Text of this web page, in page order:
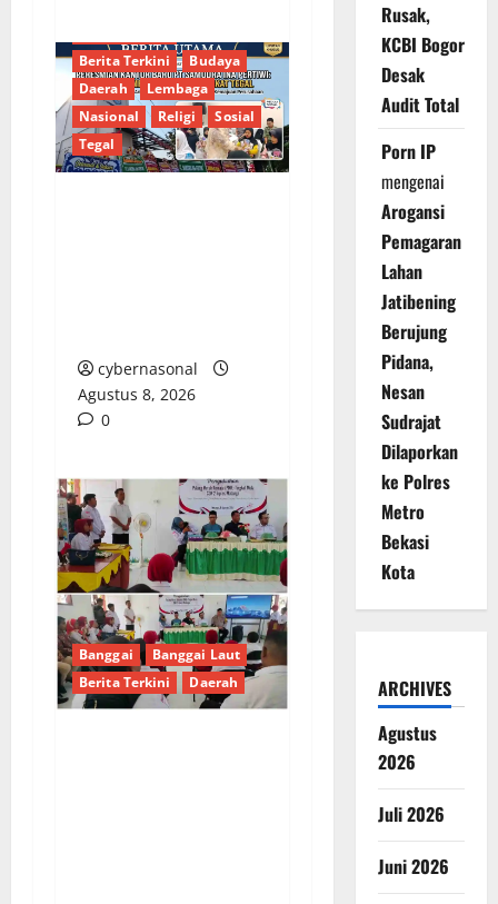
Berita Terkini
Budaya
Daerah
Lembaga
Nasional
Religi
Sosial
Tegal
cybernasonal
Agustus 8, 2026
0
Banggai
Banggai Laut
Berita Terkini
Daerah
Rusak,
KCBI Bogor
Desak
Audit Total
Porn IP
mengenai
Arogansi
Pemagaran
Lahan
Jatibening
Berujung
Pidana,
Nesan
Sudrajat
Dilaporkan
ke Polres
Metro
Bekasi
Kota
ARCHIVES
Agustus
2026
Juli 2026
Juni 2026